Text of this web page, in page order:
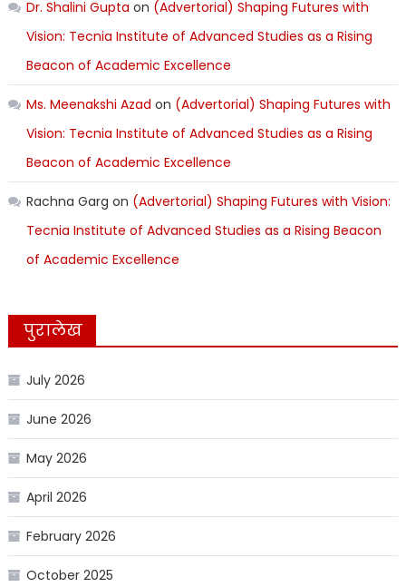
Dr. Shalini Gupta on (Advertorial) Shaping Futures with
Vision: Tecnia Institute of Advanced Studies as a Rising
Beacon of Academic Excellence
Ms. Meenakshi Azad on (Advertorial) Shaping Futures with
Vision: Tecnia Institute of Advanced Studies as a Rising
Beacon of Academic Excellence
Rachna Garg on (Advertorial) Shaping Futures with Vision:
Tecnia Institute of Advanced Studies as a Rising Beacon
of Academic Excellence
पुरालेख
July 2026
June 2026
May 2026
April 2026
February 2026
October 2025